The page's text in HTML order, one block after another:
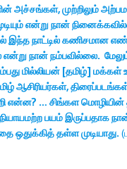
அச்சங்கள், முற்றிலும்
என்று நான்
நாட்டில் கணிசமான
நான் நம்பவில்லை. மேலும்
மில்லியன் [தமிழ்]
ஆசிரியர்கள்,
என்ன? … சிங்கள மொழியின்
நியாயமற்ற பயம் இருப்பதாக
ஒதுக்கித் தள்ள முடியாது.